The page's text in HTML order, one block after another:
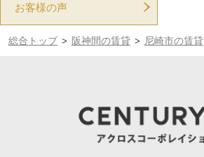
お客様の声
総合トップ > 阪神間の賃貸 > 尼崎市の賃貸